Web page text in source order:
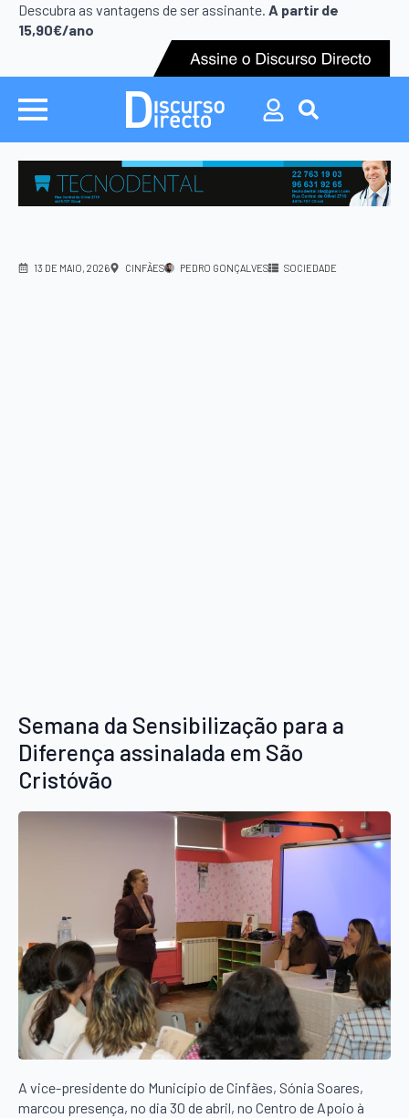
Descubra as vantagens de ser assinante. A partir de
15,90€/ano
Search
for:
Search
13 DE MAIO, 2026 CINFÃES PEDRO GONÇALVES SOCIEDADE
Semana da Sensibilização para a
Diferença assinalada em São
Cristóvão
A vice-presidente do Município de Cinfães, Sónia Soares,
marcou presença, no dia 30 de abril, no Centro de Apoio à